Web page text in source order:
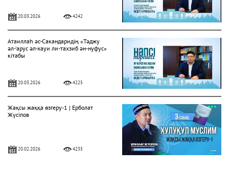
20.03.2026 4242
Атаиллаһ әс-Сакандаридің «Тәджу
әл-‘арус әл-хауи ли-тахзиб ән-нуфус»
кітабы
20.03.2026 4225
Жақсы жаққа өзгеру-1 | Ерболат
Жүсіпов
20.02.2026 4235